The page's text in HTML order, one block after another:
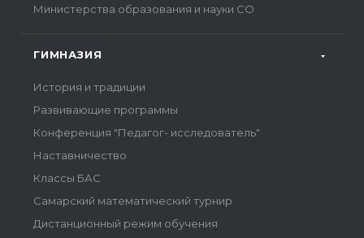
Министерства образования и науки СО
ГИМНАЗИЯ
История и традиции
Развивающие программы
Конференция "Педагог- исследователь"
Наставничество
Классы БАС
Самарский математический турнир
Дистанционный режим обучения